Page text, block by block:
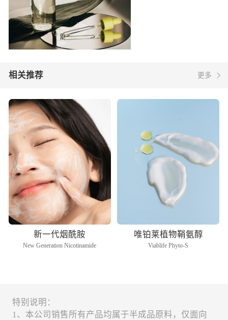
相关推荐 更多
新一代烟酰胺
New Generation Nicotinamide
唯铂莱植物鞘氨醇
Viablife Phyto-S
特别说明：
1、本公司销售所有产品均属于半成品原料，仅面向